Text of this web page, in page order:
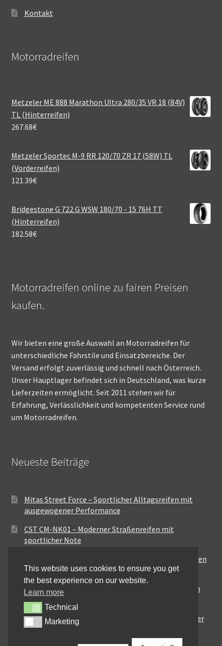
Kontakt
Motorradreifen
Metzeler ME 888 Marathon Ultra 280/35 VR 18 (84V)
TL (Hinterreifen)
267.68€
Metzeler Sportec M-9 RR 120/70 ZR 17 (58W) TL
(Vorderreifen)
121.39€
Bridgestone G 722 G WSW 180/70 - 15 76H TT
(Hinterreifen)
182.58€
Motorradreifen online zu fairen Preisen
kaufen.
Wir bieten eine große Auswahl an Motorradreifen für
unterschiedliche Fahrstile und Einsatzbereiche. Der
Versand erfolgt zuverlässig und schnell nach Österreich.
Unser Hauptlager befindet sich in Deutschland, was kurze
Lieferzeiten ermöglicht. Seit 2011 stehen wir für
Erfahrung, Verlässlichkeit und kompetenten Service rund
um Motorradreifen.
Neueste Beiträge
Mitas Street Force – Sportlicher Alltagsreifen mit
ausgewogener Performance
CST CM-NK01 – Moderner Straßenreifen mit
sportlicher Note
Maxxis MA-ST3 – Ausgewogener Sport-Touring-Reifen
für vielseitige Einsätze
Pirelli City Demon – Zuverlässigkeit für den urbanen
Alltag
Metzeler Perfect ME77 – Klassische Optik mit solider
Straßenperformance
This website uses cookies to ensure you get
the best experience on our website.
Learn more
TechnicalTechnical
MarketingMarketing